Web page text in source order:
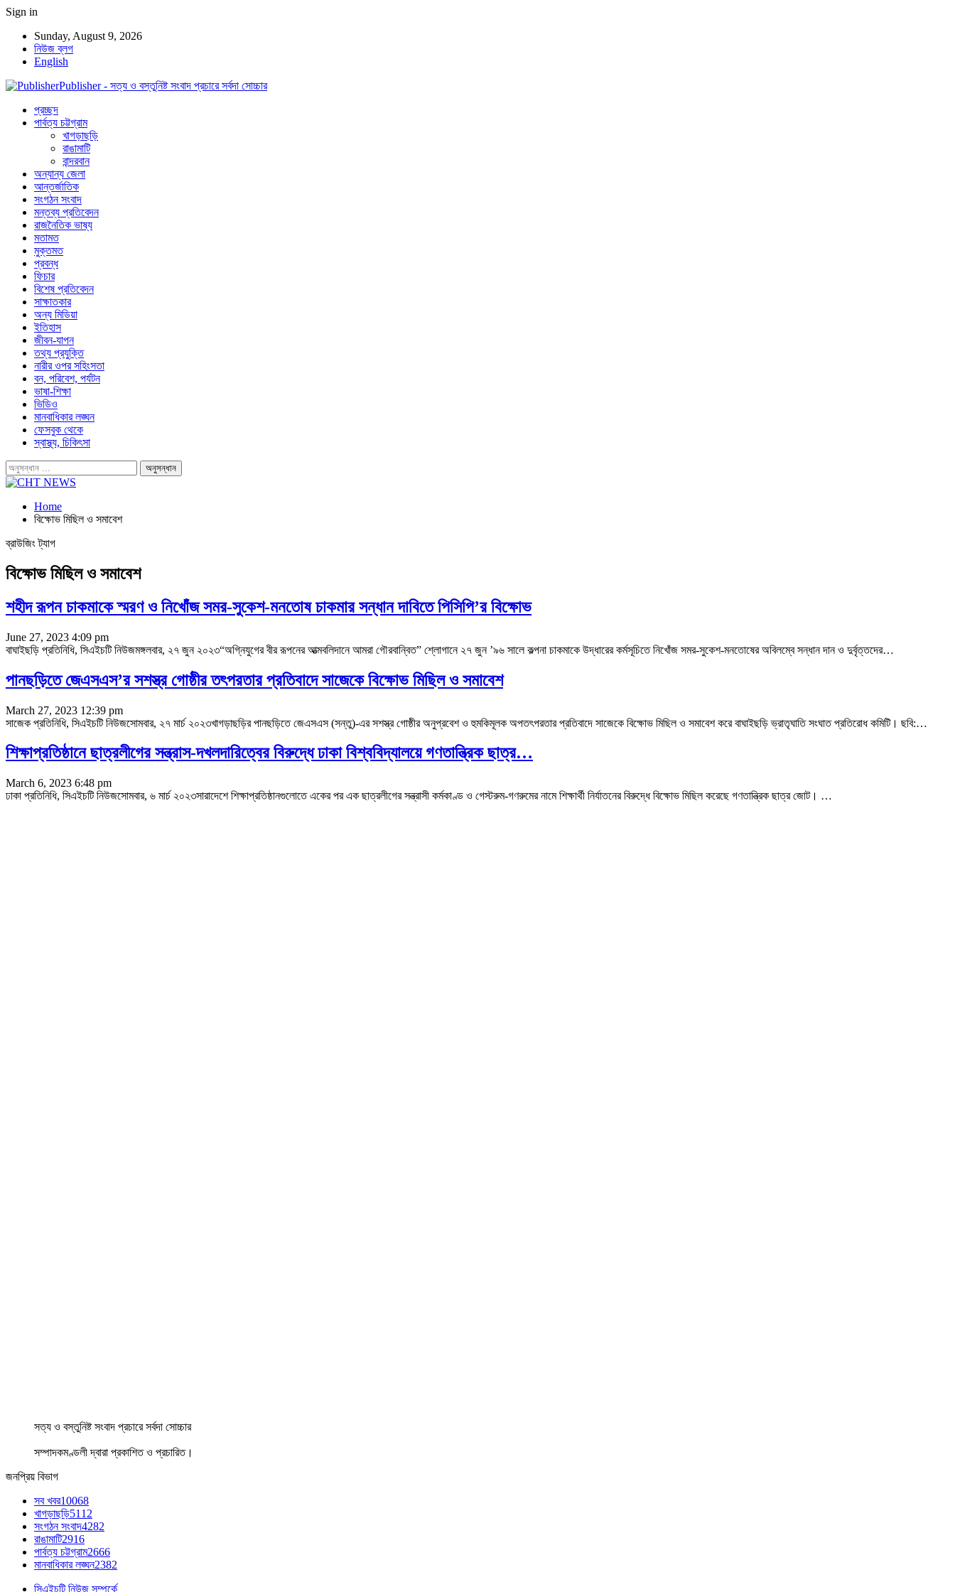
Sign in
Sunday, August 9, 2026
নিউজ ব্লগ
English
Publisher - সত্য ও বস্তুনিষ্ট সংবাদ প্রচারে সর্বদা সোচ্চার
প্রচ্ছদ
পার্বত্য চট্টগ্রাম
খাগড়াছড়ি
রাঙামাটি
বান্দরবান
অন্যান্য জেলা
আন্তর্জাতিক
সংগঠন সংবাদ
মন্তব্য প্রতিবেদন
রাজনৈতিক ভাষ্য
মতামত
মুক্তমত
প্রবন্ধ
ফিচার
বিশেষ প্রতিবেদন
সাক্ষাতকার
অন্য মিডিয়া
ইতিহাস
জীবন-যাপন
তথ্য প্রযুক্তি
নারীর ওপর সহিংসতা
বন, পরিবেশ, পর্যটন
ভাষা-শিক্ষা
ভিডিও
মানবাধিকার লঙ্ঘন
ফেসবুক থেকে
স্বাস্থ্য, চিকিৎসা
Home
বিক্ষোভ মিছিল ও সমাবেশ
ব্রাউজিং ট্যাগ
বিক্ষোভ মিছিল ও সমাবেশ
শহীদ রূপন চাকমাকে স্মরণ ও নিখোঁজ সমর-সুকেশ-মনতোষ চাকমার সন্ধান দাবিতে পিসিপি’র বিক্ষোভ
June 27, 2023 4:09 pm
বাঘাইছড়ি প্রতিনিধি, সিএইচটি নিউজমঙ্গলবার, ২৭ জুন ২০২৩“অগ্নিযুগের বীর রূপনের আত্মবলিদানে আমরা গৌরবান্বিত” শ্লোগানে ২৭ জুন ’৯৬ সালে কল্পনা চাকমাকে উদ্ধারের কর্মসূচিতে নিখোঁজ সমর-সুকেশ-মনতোষের অবিলম্বে সন্ধান দান ও দুর্বৃত্তদের…
পানছড়িতে জেএসএস’র সশস্ত্র গোষ্ঠীর তৎপরতার প্রতিবাদে সাজেকে বিক্ষোভ মিছিল ও সমাবেশ
March 27, 2023 12:39 pm
সাজেক প্রতিনিধি, সিএইচটি নিউজসোমবার, ২৭ মার্চ ২০২৩খাগড়াছড়ির পানছড়িতে জেএসএস (সন্তু)-এর সশস্ত্র গোষ্ঠীর অনুপ্রবেশ ও হুমকিমূলক অপতৎপরতার প্রতিবাদে সাজেকে বিক্ষোভ মিছিল ও সমাবেশ করে বাঘাইছড়ি ভ্রাতৃঘাতি সংঘাত প্রতিরোধ কমিটি। ছবি:…
শিক্ষাপ্রতিষ্ঠানে ছাত্রলীগের সন্ত্রাস-দখলদারিত্বের বিরুদ্ধে ঢাকা বিশ্ববিদ্যালয়ে গণতান্ত্রিক ছাত্র…
March 6, 2023 6:48 pm
ঢাকা প্রতিনিধি, সিএইচটি নিউজসোমবার, ৬ মার্চ ২০২৩সারাদেশে শিক্ষাপ্রতিষ্ঠানগুলোতে একের পর এক ছাত্রলীগের সন্ত্রাসী কর্মকাণ্ড ও গেস্টরুম-গণরুমের নামে শিক্ষার্থী নির্যাতনের বিরুদ্ধে বিক্ষোভ মিছিল করেছে গণতান্ত্রিক ছাত্র জোট। …
সত্য ও বস্তুনিষ্ট সংবাদ প্রচারে সর্বদা সোচ্চার
সম্পাদকমণ্ডলী দ্বারা প্রকাশিত ও প্রচারিত।
জনপ্রিয় বিভাগ
সব খবর10068
খাগড়াছড়ি5112
সংগঠন সংবাদ4282
রাঙামাটি2916
পার্বত্য চট্টগ্রাম2666
মানবাধিকার লঙ্ঘন2382
সিএইচটি নিউজ সম্পর্কে